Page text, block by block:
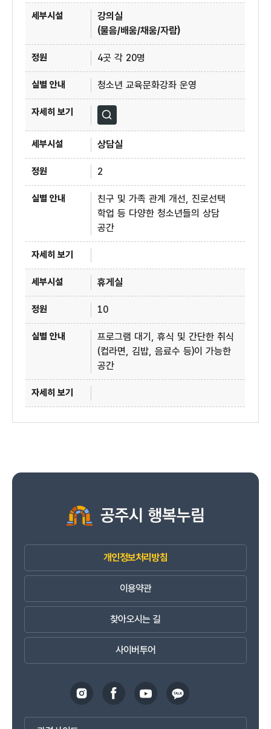
강의실
(물음/배움/채움/자람)
4곳 각 20명
청소년 교육문화강좌 운영
자세히보기
상담실
2
친구 및 가족 관계 개선, 진로선택
학업 등 다양한 청소년들의 상담
공간
휴게실
10
프로그램 대기, 휴식 및 간단한 취식
(컵라면, 김밥, 음료수 등)이 가능한
공간
개인정보처리방침
이용약관
찾아오시는 길
사이버투어